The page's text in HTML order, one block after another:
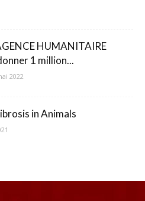
HUMANITAIRE
1 million...
2022
in Animals